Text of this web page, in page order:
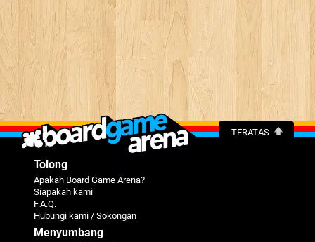
TERATAS
Tolong
Apakah Board Game Arena?
Siapakah kami
F.A.Q.
Hubungi kami / Sokongan
Menyumbang